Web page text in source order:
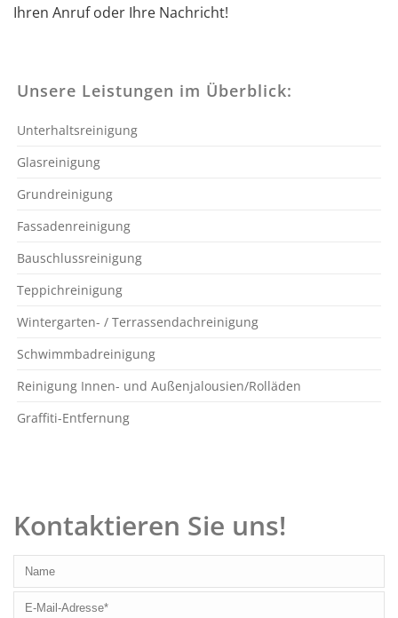
Ihren Anruf oder Ihre Nachricht!
Unsere Leistungen im Überblick:
Unterhaltsreinigung
Glasreinigung
Grundreinigung
Fassadenreinigung
Bauschlussreinigung
Teppichreinigung
Wintergarten- / Terrassendachreinigung
Schwimmbadreinigung
Reinigung Innen- und Außenjalousien/Rolläden
Graffiti-Entfernung
Kontaktieren Sie uns!